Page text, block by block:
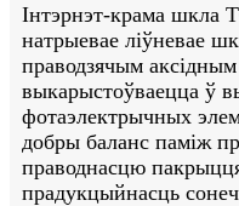
Інтэрнэт-крама шкла
натрыевае ліўневае
праводзячым
выкарыстоўваецца ў
фотаэлектрычных
добры баланс паміж
праводнасцю
прадукцыйнасць